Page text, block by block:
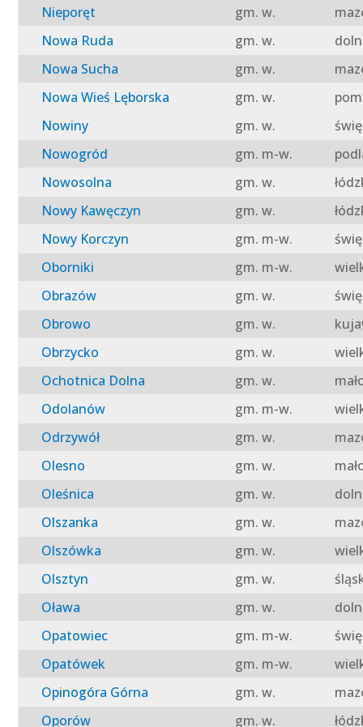
Nieporęt
gm. w.
Nowa Ruda
gm. w.
Nowa Sucha
gm. w.
Nowa Wieś Lęborska
gm. w.
Nowiny
gm. w.
Nowogród
gm. m-w.
Nowosolna
gm. w.
Nowy Kawęczyn
gm. w.
Nowy Korczyn
gm. m-w.
Oborniki
gm. m-w.
Obrazów
gm. w.
Obrowo
gm. w.
Obrzycko
gm. w.
Ochotnica Dolna
gm. w.
Odolanów
gm. m-w.
Odrzywół
gm. w.
Olesno
gm. w.
Oleśnica
gm. w.
Olszanka
gm. w.
Olszówka
gm. w.
Olsztyn
gm. w.
Oława
gm. w.
Opatowiec
gm. m-w.
Opatówek
gm. m-w.
Opinogóra Górna
gm. w.
Oporów
gm. w.